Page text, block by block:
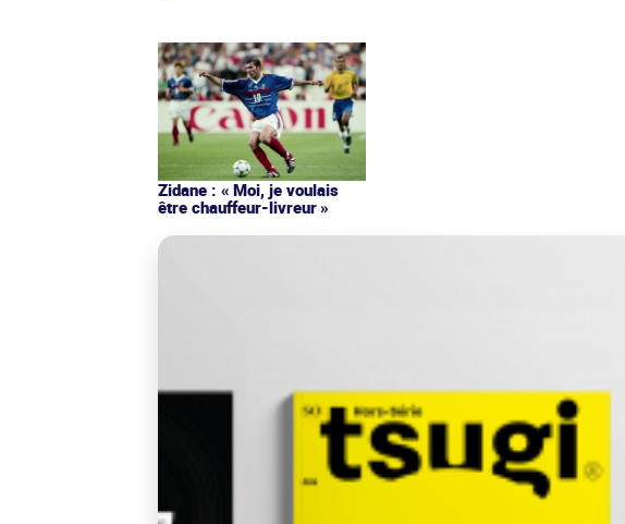
Zidane : « Moi, je voulais
être chauffeur-livreur »